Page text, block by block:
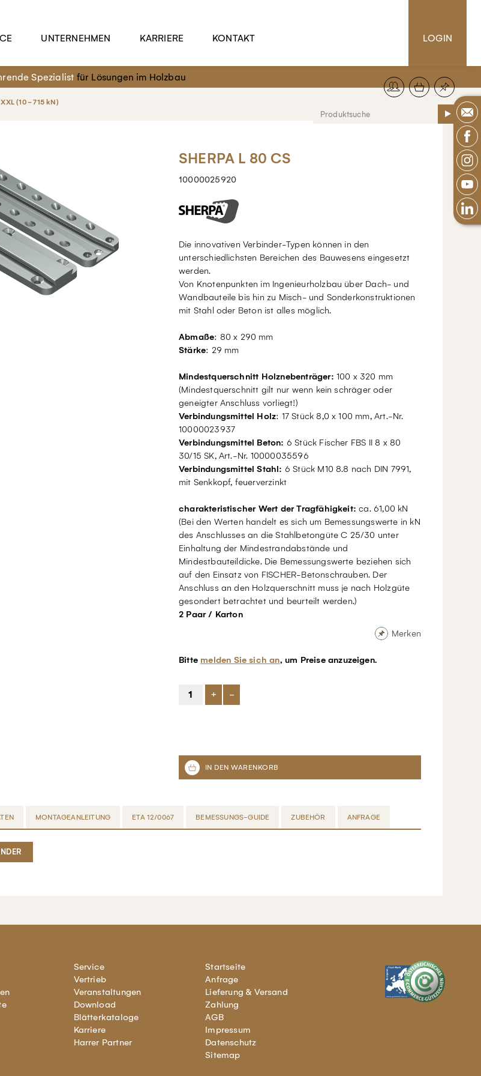
UNTERNEHMEN KARRIERE KONTAKT LOGIN
Spezialist für Lösungen im Holzbau
(10 - 715 kN)
SHERPA L 80 CS
10000025920
Die innovativen Verbinder-Typen können in den
unterschiedlichsten Bereichen des Bauwesens eingesetzt
werden.
Von Knotenpunkten im Ingenieurholzbau über Dach- und
Wandbauteile bis hin zu Misch- und Sonderkonstruktionen
mit Stahl oder Beton ist alles möglich.
Abmaße: 80 x 290 mm
Stärke: 29 mm
Mindestquerschnitt Holznebenträger: 100 x 320 mm
(Mindestquerschnitt gilt nur wenn kein schräger oder
geneigter Anschluss vorliegt!)
Verbindungsmittel Holz: 17 Stück 8,0 x 100 mm, Art.-Nr.
10000023937
Verbindungsmittel Beton: 6 Stück Fischer FBS II 8 x 80
30/15 SK, Art.-Nr. 10000035596
Verbindungsmittel Stahl: 6 Stück M10 8.8 nach DIN 7991,
mit Senkkopf, feuerverzinkt
charakteristischer Wert der Tragfähigkeit: ca. 61,00 kN
(Bei den Werten handelt es sich um Bemessungswerte in kN
des Anschlusses an die Stahlbetongüte C 25/30 unter
Einhaltung der Mindestrandabstände und
Mindestbauteildicke. Die Bemessungswerte beziehen sich
auf den Einsatz von FISCHER-Betonschrauben. Der
Anschluss an den Holzquerschnitt muss je nach Holzgüte
gesondert betrachtet und beurteilt werden.)
2 Paar / Karton
Merken
Bitte melden Sie sich an, um Preise anzuzeigen.
+ -
MONTAGEANLEITUNG ETA 12/0067 BEMESSUNGS-GUIDE ZUBEHÖR ANFRAGE
Service
Vertrieb
Veranstaltungen
Download
Blätterkataloge
Karriere
Harrer Partner
Startseite
Anfrage
Lieferung & Versand
Zahlung
AGB
Impressum
Datenschutz
Sitemap